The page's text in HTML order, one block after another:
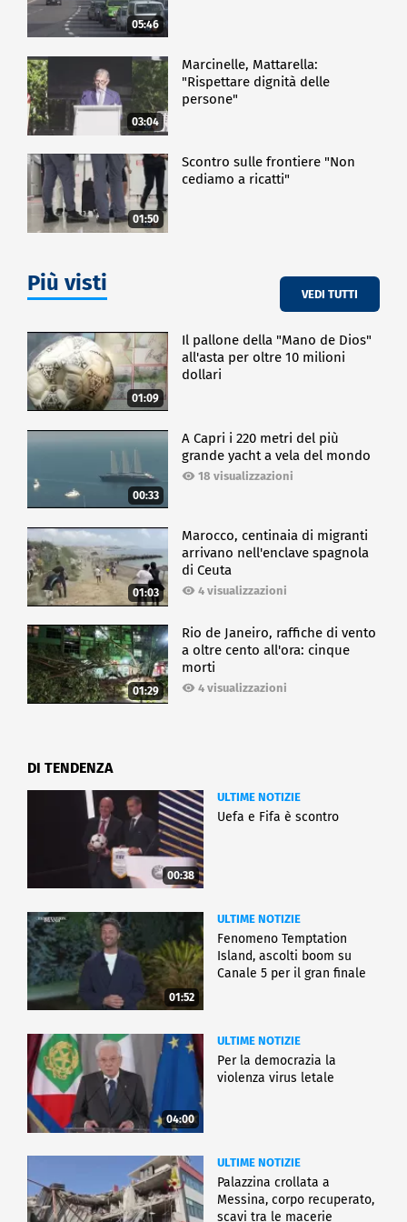
sostenibilità e diversità bioculturale" (Italian
Cooking between sustainability and biocultural
diversity), la richiesta di candidatura è stata
presentata il 23 marzo 2023 dai ministeri della
Cultura e dell'Agricoltura. Le comunità promotrici
della candidatura sono l'Accademia italiana della
Cucina, La Fondazione Casa Artusi e la rivista La
Cucina Italiana.
SPETTACOLO
05:46
03:04
Marcinelle, Mattarella:
"Rispettare dignità delle
persone"
01:50
Scontro sulle frontiere "Non
cediamo a ricatti"
Più visti VEDI TUTTI
01:09
Il pallone della "Mano de Dios"
all'asta per oltre 10 milioni
dollari
00:33
A Capri i 220 metri del più
grande yacht a vela del mondo
18 visualizzazioni
01:03
Marocco, centinaia di migranti
arrivano nell'enclave spagnola
di Ceuta
4 visualizzazioni
01:29
Rio de Janeiro, raffiche di vento
a oltre cento all'ora: cinque
morti
4 visualizzazioni
DI TENDENZA
00:38
ULTIME NOTIZIE
Uefa e Fifa è scontro
01:52
ULTIME NOTIZIE
Fenomeno Temptation
Island, ascolti boom su
Canale 5 per il gran finale
04:00
ULTIME NOTIZIE
Per la democrazia la
violenza virus letale
ULTIME NOTIZIE
Palazzina crollata a
Messina, corpo recuperato,
scavi tra le macerie